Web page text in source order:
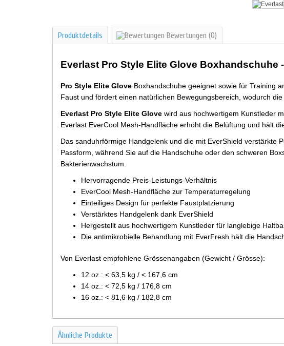
Produktdetails Bewertungen (0)
Everlast Pro Style Elite Glove
Pro Style Elite Glove Boxhandschuhe geeignet sowie für Training
Faust und fördert einen natürlichen Bewegungsbereich, wodurch
Everlast Pro Style Elite Glove wird aus hochwertigem Kunstleder
Everlast EverCool Mesh-Handfläche erhöht die Belüftung und hält
Das sanduhrförmige Handgelenk und die mit EverShield
Passform, während Sie auf die Handschuhe oder den schweren
Bakterienwachstum.
Hervorragende Preis-Leistungs-Verhältnis
EverCool Mesh-Handfläche zur Temperaturregelung
Einteiliges Design für perfekte Faustplatzierung
Verstärktes Handgelenk dank EverShield
Hergestellt aus hochwertigem Kunstleder für langlebige
Die antimikrobielle Behandlung mit EverFresh hält die
Von Everlast empfohlene Grössenangaben (Gewicht / Grösse):
12 oz.: < 63,5 kg / < 167,6 cm
14 oz.: < 72,5 kg / 176,8 cm
16 oz.: < 81,6 kg / 182,8 cm
Ähnliche Produkte